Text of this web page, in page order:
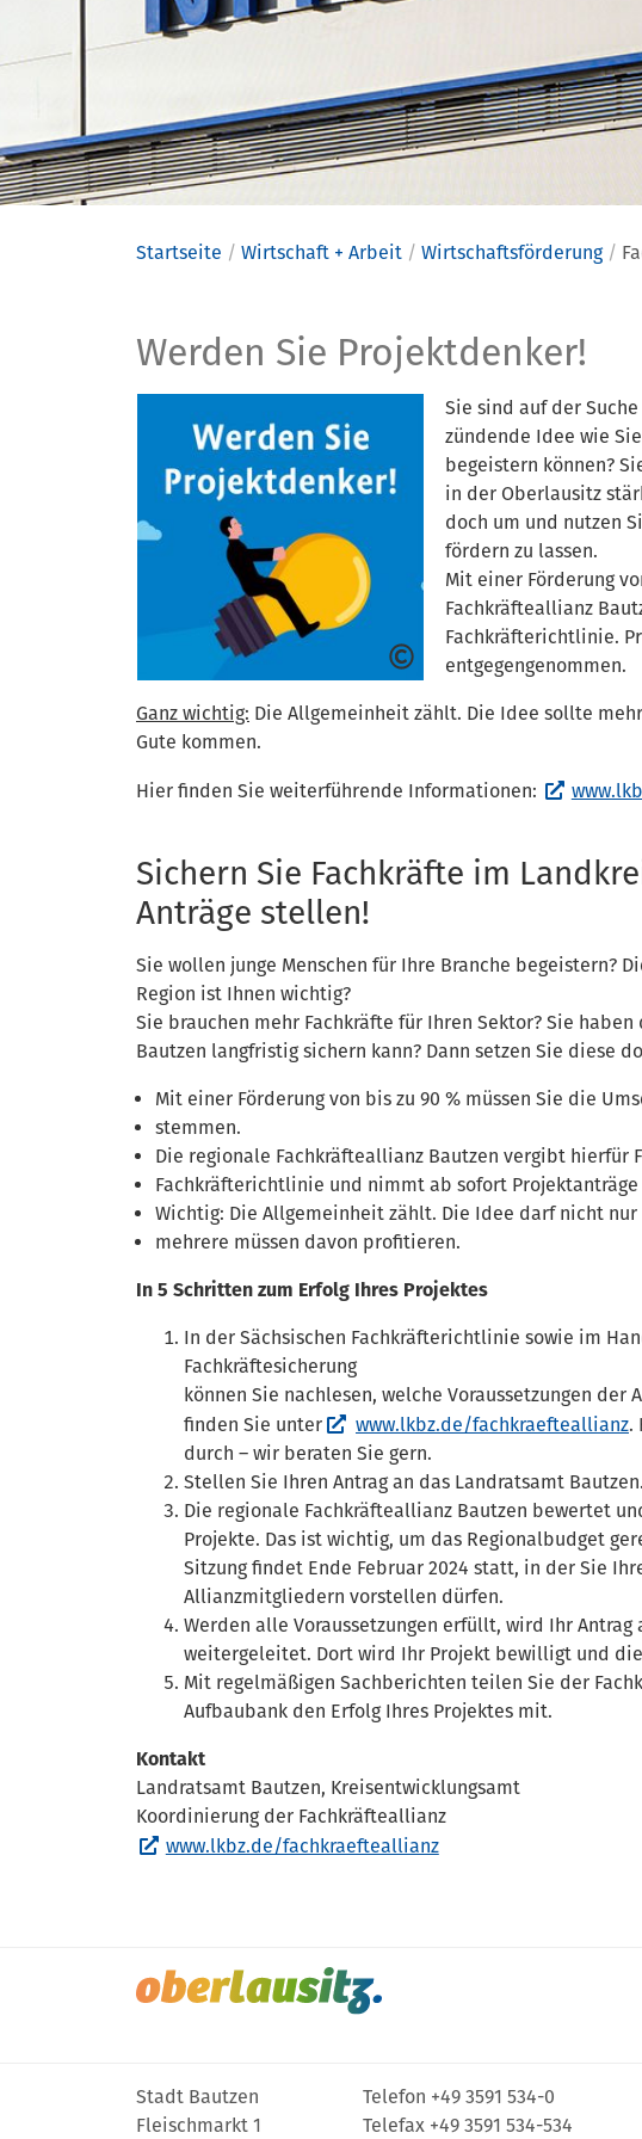
Startseite Wirtschaft + Arbeit Wirtschaftsförderung
Werden Sie Projektdenker!
Sie sind auf der
zündende Idee wie
begeistern können?
in der Oberlausitz
doch um und nutzen
fördern zu lassen.
Mit einer Förderung
Fachkräfteallianz
Fachkräfterichtlinie.
entgegengenommen.
Ganz wichtig: Die Allgemeinheit zählt. Die Idee sollte
Gute kommen.
Hier finden Sie weiterführende Informationen:
Sichern Sie Fachkräfte im
Anträge stellen!
Sie wollen junge Menschen für Ihre Branche begeistern?
Region ist Ihnen wichtig?
Sie brauchen mehr Fachkräfte für Ihren Sektor? Sie
Bautzen langfristig sichern kann? Dann setzen Sie diese
Mit einer Förderung von bis zu 90 % müssen Sie die
stemmen.
Die regionale Fachkräfteallianz Bautzen vergibt hierfür
Fachkräfterichtlinie und nimmt ab sofort Projektanträge
Wichtig: Die Allgemeinheit zählt. Die Idee darf nicht nur
mehrere müssen davon profitieren.
In 5 Schritten zum Erfolg Ihres Projektes
In der Sächsischen Fachkräfterichtlinie sowie im
Fachkräftesicherung
können Sie nachlesen, welche Voraussetzungen
finden Sie unter
www.lkbz.de/fachkraefteallianz.
durch – wir beraten Sie gern.
Stellen Sie Ihren Antrag an das Landratsamt
Die regionale Fachkräfteallianz Bautzen bewertet
Projekte. Das ist wichtig, um das Regionalbudget
Sitzung findet Ende Februar 2024 statt, in der Sie
Allianzmitgliedern vorstellen dürfen.
Werden alle Voraussetzungen erfüllt, wird Ihr Antrag
weitergeleitet. Dort wird Ihr Projekt bewilligt und
Mit regelmäßigen Sachberichten teilen Sie der
Aufbaubank den Erfolg Ihres Projektes mit.
Kontakt
Landratsamt Bautzen, Kreisentwicklungsamt
Koordinierung der Fachkräfteallianz
www.lkbz.de/fachkraefteallianz
Stadt Bautzen
Fleischmarkt 1
Telefon +49 3591 534-0
Telefax +49 3591 534-534